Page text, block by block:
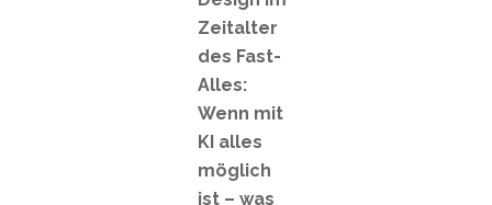
Zeitalter
des Fast-
Alles:
Wenn mit
KI alles
möglich
ist – was